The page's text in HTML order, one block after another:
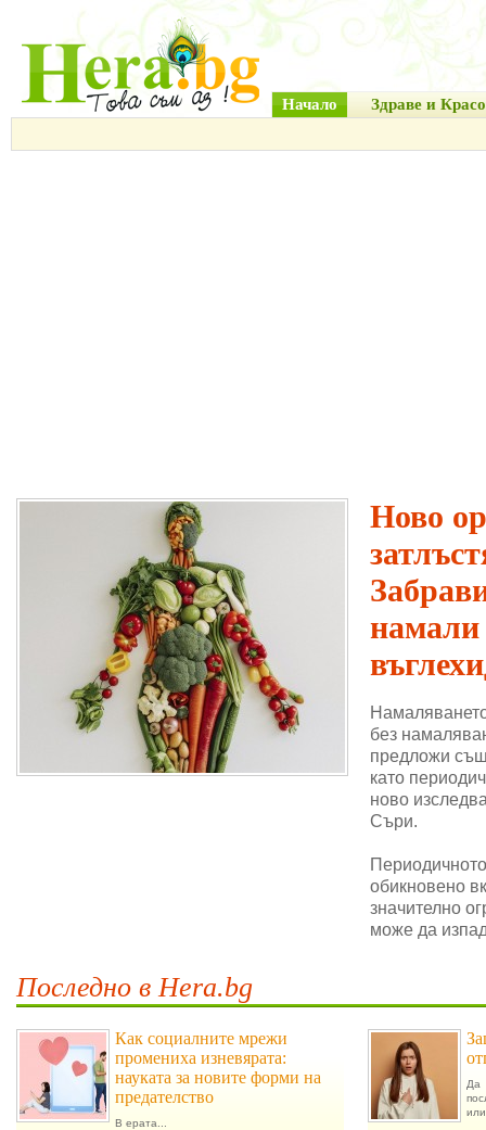
Начало Здраве и
Ново
намали
без
предложи
като
ново
Съри.
обикновено
значително
може да
Последно в Hera.bg
Как социалните мрежи
промениха изневярата:
науката за новите форми на
предателство
В ерата...
Да